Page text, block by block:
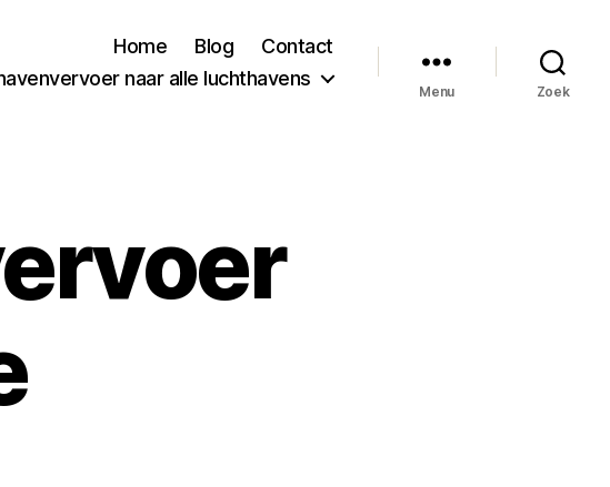
Home Blog
Contact
naar alle luchthavens
Menu Zoek